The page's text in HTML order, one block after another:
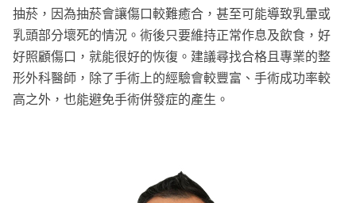
抽菸，因為抽菸會讓傷口較難癒合，甚至可能導致乳暈或
乳頭部分壞死的情況。術後只要維持正常作息及飲食，好
好照顧傷口，就能很好的恢復。建議尋找合格且專業的整
形外科醫師，除了手術上的經驗會較豐富、手術成功率較
高之外，也能避免手術併發症的產生。